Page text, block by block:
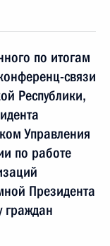
по итогам
связи
Республики,
Управления
по работе
Президента
граждан